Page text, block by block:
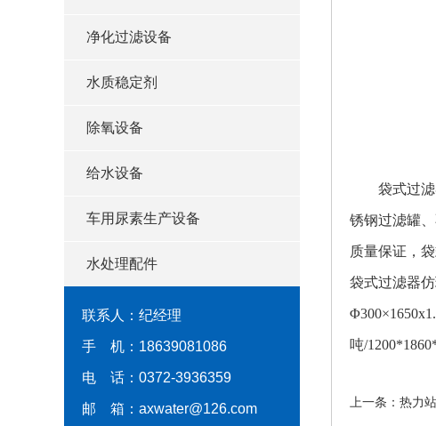
净化过滤设备
水质稳定剂
除氧设备
给水设备
车用尿素生产设备
水处理配件
联系人：纪经理
手 机：18639081086
电 话：0372-3936359
邮 箱：axwater@126.com
袋式过滤器
锈钢过滤罐
质量保证，
袋式过滤器
吨/
上一条： 热力